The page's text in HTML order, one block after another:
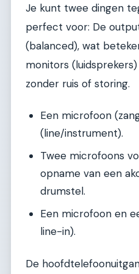
Je kunt twee dingen
perfect voor: De
(balanced), wat
monitors
zonder ruis of storing.
Een microfoon
(line/instrument).
Twee microfoons
opname van een
drumstel.
Een microfoon en
line-in).
De